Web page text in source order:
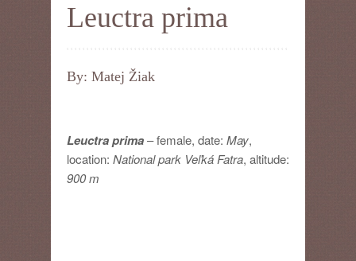
Leuctra prima
By: Matej Žiak
Leuctra prima– female, date: May,
location: National park Veľká Fatra, altitude:
900 m